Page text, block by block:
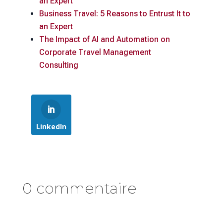
Business Travel: 5 Reasons to Entrust It to
an Expert
The Impact of AI and Automation on
Corporate Travel Management
Consulting
LinkedIn
0 commentaire